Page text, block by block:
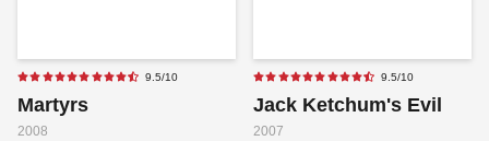
9.5/10
Martyrs
2008
9.5/10
Jack Ketchum's Evil
2007